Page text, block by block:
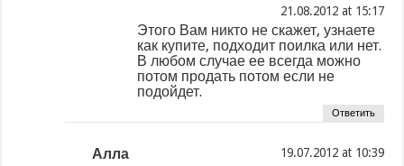
at
Этого Вам никто не скажет, узнаете
как купите, подходит поилка или нет.
В любом случае ее всегда можно
потом продать потом если не
подойдет.
Ответить
Алла at